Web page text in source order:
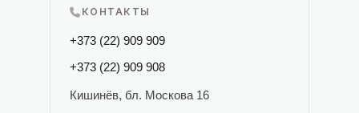
КОНТАКТЫ
+373 (22) 909 909
+373 (22) 909 908
Кишинёв, бл. Москова 16